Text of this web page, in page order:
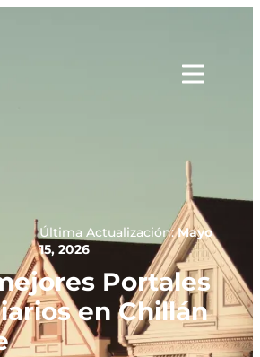
Última Actualización:Mayo
15, 2026
Portales
en Chillán